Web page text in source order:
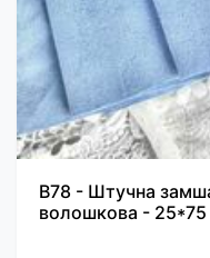
B78 - Штучна
волошкова -